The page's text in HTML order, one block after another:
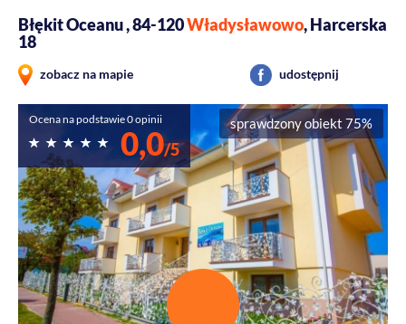
Błękit Oceanu , 84-120Władysławowo, Harcerska
18
zobacz na mapie udostępnij
Ocena na podstawie 0 opinii
0,0/5
sprawdzony obiekt 75%